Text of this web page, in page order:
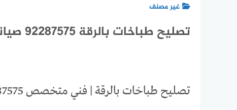
غير مصنف
تصليح طباخات بالرقة 92287575 صيانة افران وبوتجازات
تصليح طباخات بالرقة | فني متخصص 92287575